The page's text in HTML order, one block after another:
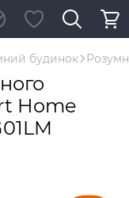
будинок
Home